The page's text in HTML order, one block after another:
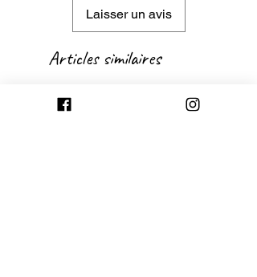
Laisser un avis
Articles similaires